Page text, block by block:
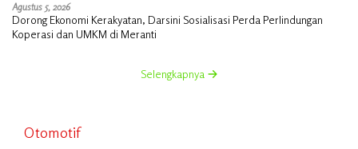
Agustus 5, 2026
Dorong Ekonomi Kerakyatan, Darsini Sosialisasi Perda Perlindungan
Koperasi dan UMKM di Meranti
Selengkapnya
Otomotif